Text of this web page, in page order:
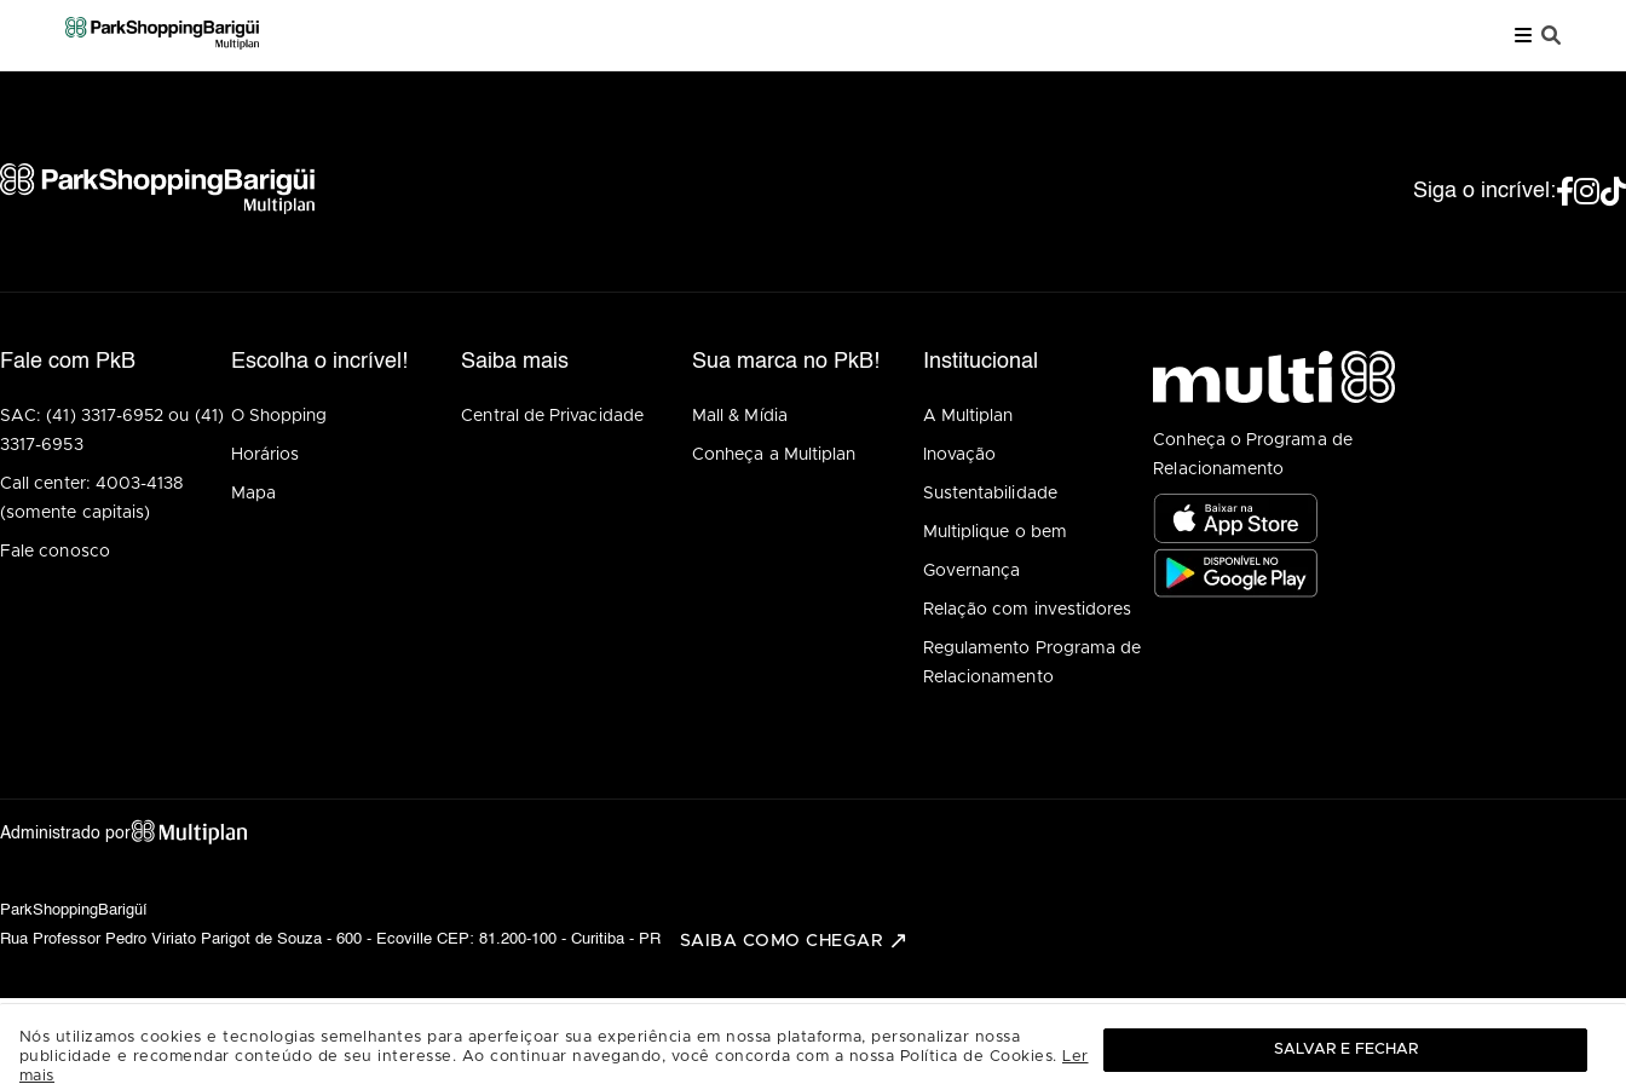
Siga o incrível:
Fale com PkB
SAC: (41) 3317-6952 ou (41)
3317-6953
Call center: 4003-4138
(somente capitais)
Fale conosco
Escolha o incrível!
O Shopping
Horários
Mapa
Saiba mais
Central de Privacidade
Sua marca no PkB!
Mall & Mídia
Conheça a Multiplan
Institucional
A Multiplan
Inovação
Sustentabilidade
Multiplique o bem
Governança
Relação com investidores
Regulamento Programa de
Relacionamento
Conheça o Programa de
Relacionamento
Administrado por
ParkShoppingBarigüí
Rua Professor Pedro Viriato Parigot de Souza - 600 - Ecoville CEP: 81.200-100 - Curitiba - PR
SAIBA COMO CHEGAR
Nós utilizamos cookies e tecnologias semelhantes para aperfeiçoar sua experiência em nossa plataforma, personalizar nossa
publicidade e recomendar conteúdo de seu interesse. Ao continuar navegando, você concorda com a nossa Política de Cookies. Ler
mais
SALVAR E FECHAR